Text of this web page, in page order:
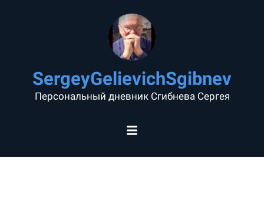
SergeyGelievichSgibnev
Персональный дневник Сгибнева Сергея